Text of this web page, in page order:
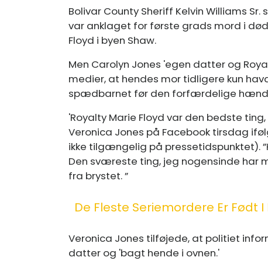
Bolivar County Sheriff Kelvin Williams
var anklaget for første grads mord i
Floyd i byen Shaw.
Men Carolyn Jones 'egen datter og
medier, at hendes mor tidligere kun
spædbarnet før den forfærdelige
'Royalty Marie Floyd var den bedste
Veronica Jones på Facebook tirsdag
ikke tilgængelig på pressetidspunktet).
Den sværeste ting, jeg nogensinde har
fra brystet. ”
De Fleste Seriemordere Er Født
Veronica Jones tilføjede, at politiet
datter og 'bagt hende i ovnen.'